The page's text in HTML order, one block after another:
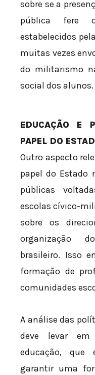
sobre se a
pública fere
estabelecidos
muitas vezes
do militarismo
social dos alunos.
EDUCAÇÃO E
PAPEL DO
Outro aspecto
papel do Estado
públicas
escolas cívico-
sobre os
organização
brasileiro. Isso
formação de
comunidades
A análise das
deve levar
educação,
garantir uma